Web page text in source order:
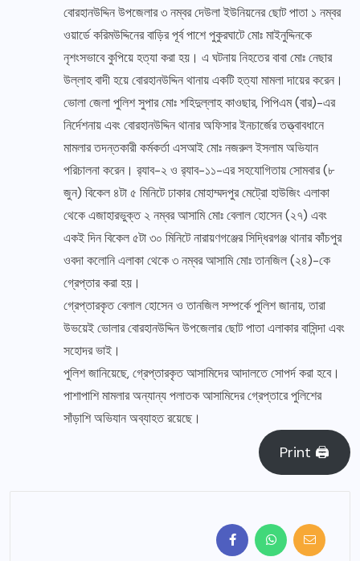
বোরহানউদ্দিন উপজেলার ৩ নম্বর দেউলা ইউনিয়নের ছোট পাতা ১ নম্বর
ওয়ার্ডে করিমউদ্দিনের বাড়ির পূর্ব পাশে পুকুরঘাটে মোঃ মাইনুদ্দিনকে
নৃশংসভাবে কুপিয়ে হত্যা করা হয়। এ ঘটনায় নিহতের বাবা মোঃ নেছার
উল্লাহ বাদী হয়ে বোরহানউদ্দিন থানায় একটি হত্যা মামলা দায়ের করেন।
ভোলা জেলা পুলিশ সুপার মোঃ শহিদুল্লাহ কাওছার, পিপিএম (বার)-এর
নির্দেশনায় এবং বোরহানউদ্দিন থানার অফিসার ইনচার্জের তত্ত্বাবধানে
মামলার তদন্তকারী কর্মকর্তা এসআই মোঃ নজরুল ইসলাম অভিযান
পরিচালনা করেন। র‍্যাব-২ ও র‍্যাব-১১-এর সহযোগিতায় সোমবার (৮
জুন) বিকেল ৪টা ৫ মিনিটে ঢাকার মোহাম্মদপুর মেট্রো হাউজিং এলাকা
থেকে এজাহারভুক্ত ২ নম্বর আসামি মোঃ বেলাল হোসেন (২৭) এবং
একই দিন বিকেল ৫টা ৩০ মিনিটে নারায়ণগঞ্জের সিদ্ধিরগঞ্জ থানার কাঁচপুর
ওবদা কলোনি এলাকা থেকে ৩ নম্বর আসামি মোঃ তানজিল (২৪)-কে
গ্রেপ্তার করা হয়।
গ্রেপ্তারকৃত বেলাল হোসেন ও তানজিল সম্পর্কে পুলিশ জানায়, তারা
উভয়েই ভোলার বোরহানউদ্দিন উপজেলার ছোট পাতা এলাকার বাসিন্দা এবং
সহোদর ভাই।
পুলিশ জানিয়েছে, গ্রেপ্তারকৃত আসামিদের আদালতে সোপর্দ করা হবে।
পাশাপাশি মামলার অন্যান্য পলাতক আসামিদের গ্রেপ্তারে পুলিশের
সাঁড়াশি অভিযান অব্যাহত রয়েছে।
Print 🖨